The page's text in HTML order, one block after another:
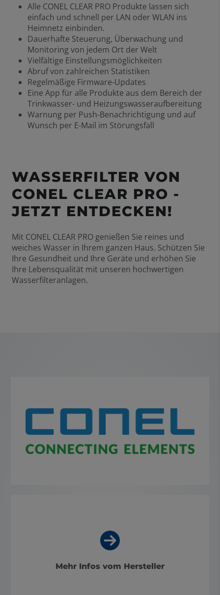
Alle CONEL CLEAR PRO Produkte lassen sich
einfach und schnell per LAN oder WLAN ins
Heimnetz einbinden.
Dauerhafte Steuerung, Überwachung und
Monitoring von jedem Ort der Welt
Vielfältige Einstellungsmöglichkeiten
Abruf von zahlreichen Statistiken
Regelmäßige Firmware-Updates
Eine App für alle Produkte aus dem Bereich der
Trinkwasser- und Heizungswasseraufbereitung
Warnung per Push-Benachrichtigung und auf
Wunsch per E-Mail im Störungsfall
WASSERFILTER VON
CONEL CLEAR PRO -
JETZT ENTDECKEN!
Mit CONEL CLEAR PRO genießen Sie reines und
weiches Wasser in Ihrem ganzen Haus. Schützen Sie
Ihre Gesundheit und Ihre Geräte und erhöhen Sie
Ihre Lebensqualität mit unseren hochwertigen
Wasserfilteranlagen.
Mehr Infos vom Hersteller